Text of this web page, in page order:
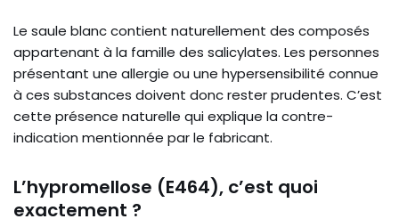
Le saule blanc contient naturellement des composés
appartenant à la famille des salicylates. Les personnes
présentant une allergie ou une hypersensibilité connue
à ces substances doivent donc rester prudentes. C’est
cette présence naturelle qui explique la contre-
indication mentionnée par le fabricant.
L’hypromellose (E464), c’est quoi
exactement ?